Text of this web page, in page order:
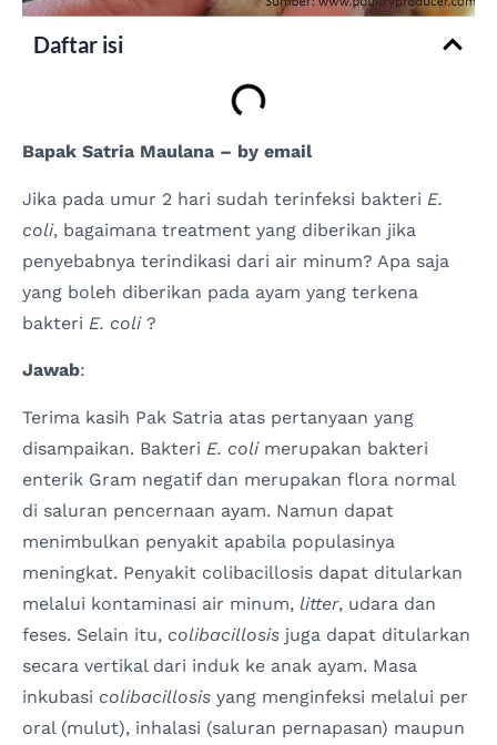
Daftar isi
Bapak Satria Maulana – by email
Jika pada umur 2 hari sudah terinfeksi bakteri E.
coli, bagaimana treatment yang diberikan jika
penyebabnya terindikasi dari air minum? Apa saja
yang boleh diberikan pada ayam yang terkena
bakteri E. coli?
Jawab:
Terima kasih Pak Satria atas pertanyaan yang
disampaikan. Bakteri E. colimerupakan bakteri
enterik Gram negatif dan merupakan flora normal
di saluran pencernaan ayam. Namun dapat
menimbulkan penyakit apabila populasinya
meningkat. Penyakit colibacillosis dapat ditularkan
melalui kontaminasi air minum, litter, udara dan
feses. Selain itu, colibacillosis juga dapat ditularkan
secara vertikal dari induk ke anak ayam. Masa
inkubasi colibacillosis yang menginfeksi melalui per
oral (mulut), inhalasi (saluran pernapasan) maupun